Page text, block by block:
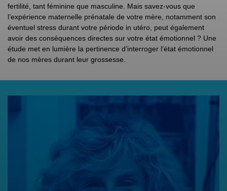
fertilité, tant féminine que masculine. Mais savez-vous que
l’expérience maternelle prénatale de votre mère, notamment son
éventuel stress durant votre période in utéro, peut également
avoir des conséquences directes sur votre état émotionnel ? Une
étude met en lumière la pertinence d’interroger l’état émotionnel
de nos mères durant leur grossesse.